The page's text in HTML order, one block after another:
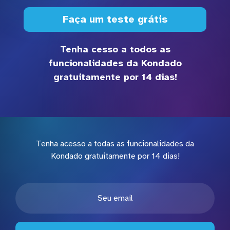
Faça um teste grátis
Tenha cesso a todos as
funcionalidades da Kondado
gratuitamente por 14 dias!
Tenha acesso a todas as funcionalidades da
Kondado gratuitamente por 14 dias!